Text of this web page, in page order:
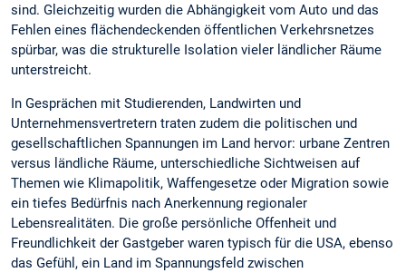
sind. Gleichzeitig wurden die Abhängigkeit vom Auto und das
Fehlen eines flächendeckenden öffentlichen Verkehrsnetzes
spürbar, was die strukturelle Isolation vieler ländlicher Räume
unterstreicht.
In Gesprächen mit Studierenden, Landwirten und
Unternehmensvertretern traten zudem die politischen und
gesellschaftlichen Spannungen im Land hervor: urbane Zentren
versus ländliche Räume, unterschiedliche Sichtweisen auf
Themen wie Klimapolitik, Waffengesetze oder Migration sowie
ein tiefes Bedürfnis nach Anerkennung regionaler
Lebensrealitäten. Die große persönliche Offenheit und
Freundlichkeit der Gastgeber waren typisch für die USA, ebenso
das Gefühl, ein Land im Spannungsfeld zwischen